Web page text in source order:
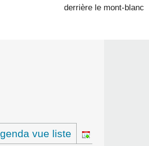
derrière le mont-blanc
vue liste